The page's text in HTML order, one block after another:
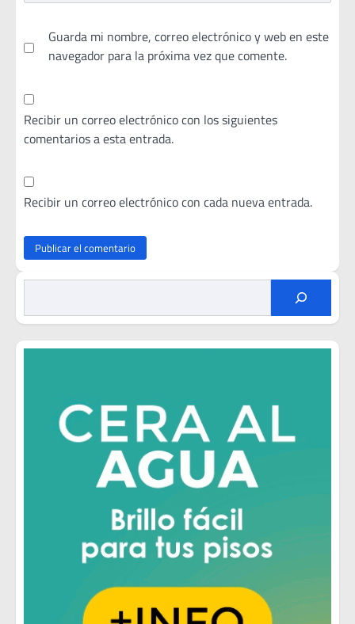
Guarda mi nombre, correo electrónico y web en este
navegador para la próxima vez que comente.
Recibir un correo electrónico con los siguientes
comentarios a esta entrada.
Recibir un correo electrónico con cada nueva entrada.